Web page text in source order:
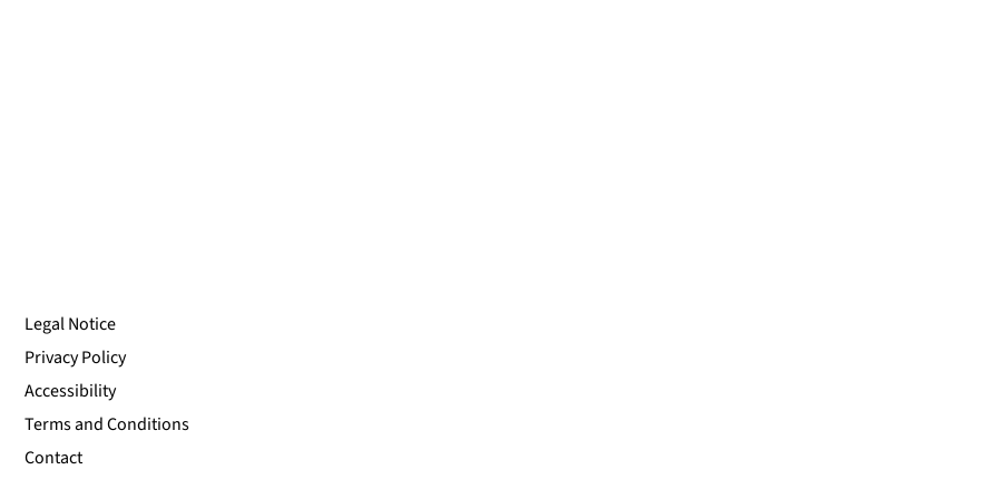
Legal Notice
Privacy Policy
Accessibility
Terms and Conditions
Contact